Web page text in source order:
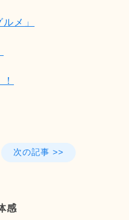
メ」
次の記事 >>
感